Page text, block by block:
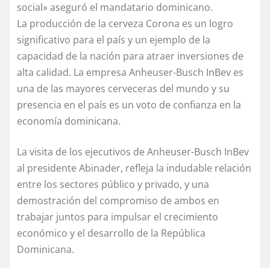
social» aseguró el mandatario dominicano.
La producción de la cerveza Corona es un logro
significativo para el país y un ejemplo de la
capacidad de la nación para atraer inversiones de
alta calidad. La empresa Anheuser-Busch InBev es
una de las mayores cerveceras del mundo y su
presencia en el país es un voto de confianza en la
economía dominicana.
La visita de los ejecutivos de Anheuser-Busch InBev
al presidente Abinader, refleja la indudable relación
entre los sectores público y privado, y una
demostración del compromiso de ambos en
trabajar juntos para impulsar el crecimiento
económico y el desarrollo de la República
Dominicana.